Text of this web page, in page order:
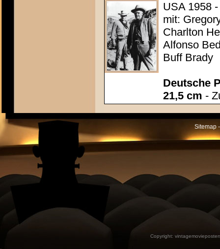
USA 1958
mit:
Charlton
Alfonso
Buff Brady
Deutsche
21,5 cm -
Sitemap
Copyright: